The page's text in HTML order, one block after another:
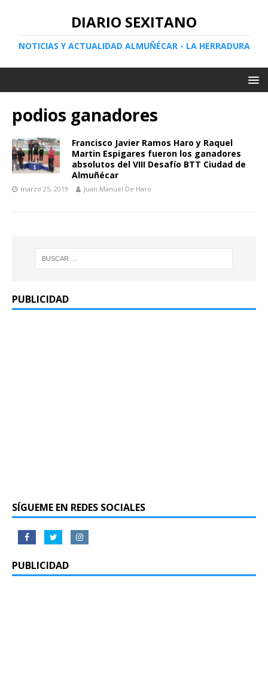
DIARIO SEXITANO
NOTICIAS Y ACTUALIDAD ALMUÑÉCAR - LA HERRADURA
podios ganadores
Francisco Javier Ramos Haro y Raquel
Martin Espigares fueron los ganadores
absolutos del VIII Desafío BTT Ciudad de
Almuñécar
marzo 25, 2019 Juan Manuel De Haro
PUBLICIDAD
SÍGUEME EN REDES SOCIALES
PUBLICIDAD